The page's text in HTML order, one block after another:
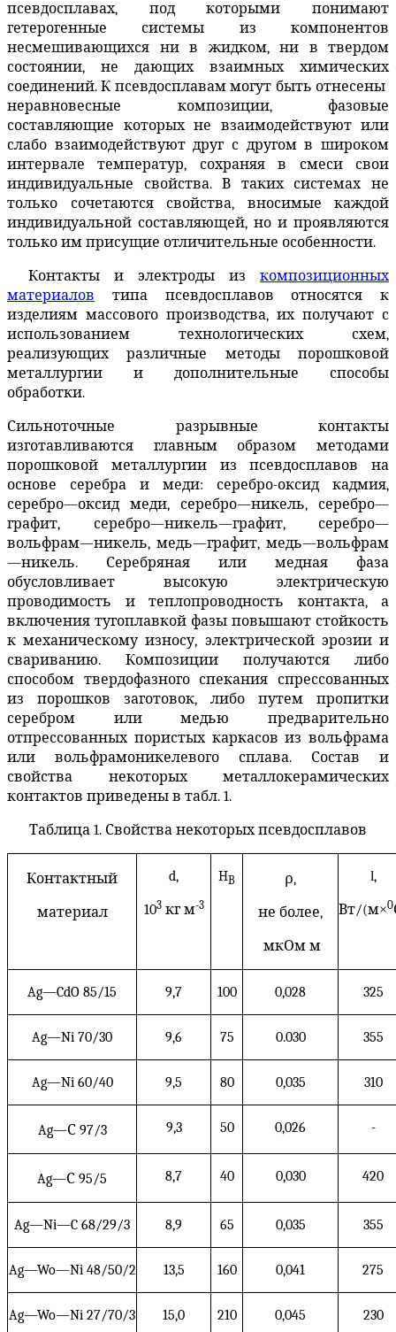
псевдосплавах, под которыми понимают
гетерогенные системы из компонентов
несмешивающихся ни в жидком, ни в твердом
состоянии, не дающих взаимных химических
соединений. К псевдосплавам могут быть отнесены
неравновесные композиции, фазовые
составляющие которых не взаимодействуют или
слабо взаимодействуют друг с другом в широком
интервале температур, сохраняя в смеси свои
индивидуальные свойства. В таких системах не
только сочетаются свойства, вносимые каждой
индивидуальной составляющей, но и проявляются
только им присущие отличительные особенности.
Контакты и электроды из композиционных
материалов типа псевдосплавов относятся к
изделиям массового производства, их получают с
использованием технологических схем,
реализующих различные методы порошковой
металлургии и дополнительные способы
обработки.
Сильноточные разрывные контакты
изготавливаются главным образом методами
порошковой металлургии из псевдосплавов на
основе серебра и меди: серебро-оксид кадмия,
серебро—оксид меди, серебро—никель, серебро—
графит, серебро—никель—графит, серебро—
вольфрам—никель, медь—графит, медь—вольфрам
—никель. Серебряная или медная фаза
обусловливает высокую электрическую
проводимость и теплопроводность контакта, а
включения тугоплавкой фазы повышают стойкость
к механическому износу, электрической эрозии и
свариванию. Композиции получаются либо
способом твердофазного спекания спрессованных
из порошков заготовок, либо путем пропитки
серебром или медью предварительно
отпрессованных пористых каркасов из вольфрама
или вольфрамоникелевого сплава. Состав и
свойства некоторых металлокерамических
контактов приведены в табл. 1.
Таблица 1. Свойства некоторых псевдосплавов
Контактный
материал
d,
103кг м-3
HB ρ,
не более,
мкОм м
l,
Вт/(м×0
Ag—CdO85/15 9,7 100 0,028 325
Ag—Ni70/30 9,6 75 0.030 355
Ag—Ni 60/40 9,5 80 0,035 310
Ag—С 97/3 9,3 50 0,026 -
Ag—С 95/5 8,7 40 0,030 420
Ag—Ni—C68/29/3 8,9 65 0,035 355
Ag—Wo—Ni 48/50/2 13,5 160 0,041 275
Ag—Wo—Ni27/70/3 15,0 210 0,045 230